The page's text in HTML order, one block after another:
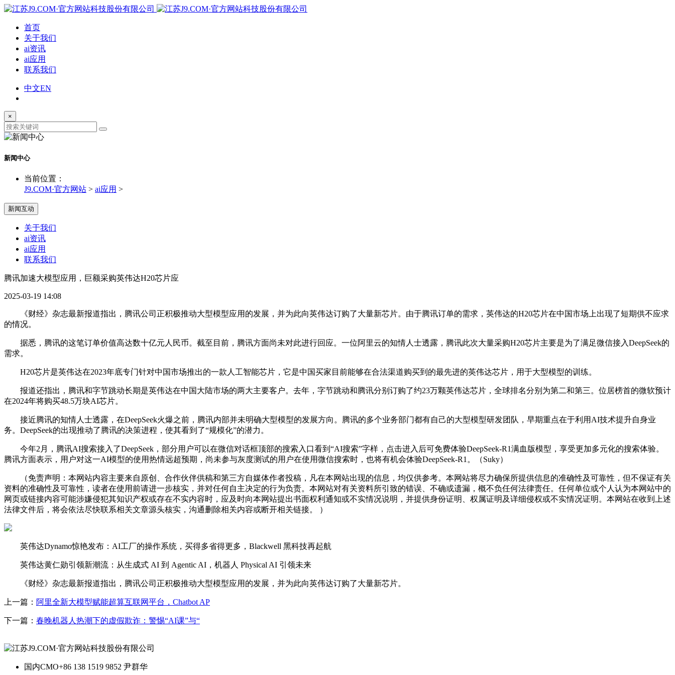
首页
关于我们
ai资讯
ai应用
联系我们
中文EN
×
新闻中心
当前位置：
J9.COM·官方网站 > ai应用 >
新闻互动
关于我们
ai资讯
ai应用
联系我们
腾讯加速大模型应用，巨额采购英伟达H20芯片应
2025-03-19 14:08
《财经》杂志最新报道指出，腾讯公司正积极推动大型模型应用的发展，并为此向英伟达订购了大量新芯片。由于腾讯订单的需求，英伟达的H20芯片在中国市场上出现了短期供不应求
的情况。
据悉，腾讯的这笔订单价值高达数十亿元人民币。截至目前，腾讯方面尚未对此进行回应。一位阿里云的知情人士透露，腾讯此次大量采购H20芯片主要是为了满足微信接入DeepSeek的
需求。
H20芯片是英伟达在2023年底专门针对中国市场推出的一款人工智能芯片，它是中国买家目前能够在合法渠道购买到的最先进的英伟达芯片，用于大型模型的训练。
报道还指出，腾讯和字节跳动长期是英伟达在中国大陆市场的两大主要客户。去年，字节跳动和腾讯分别订购了约23万颗英伟达芯片，全球排名分别为第二和第三。位居榜首的微软预计
在2024年将购买48.5万块AI芯片。
接近腾讯的知情人士透露，在DeepSeek火爆之前，腾讯内部并未明确大型模型的发展方向。腾讯的多个业务部门都有自己的大型模型研发团队，早期重点在于利用AI技术提升自身业
务。DeepSeek的出现推动了腾讯的决策进程，使其看到了“规模化”的潜力。
今年2月，腾讯AI搜索接入了DeepSeek，部分用户可以在微信对话框顶部的搜索入口看到“AI搜索”字样，点击进入后可免费体验DeepSeek-R1满血版模型，享受更加多元化的搜索体验。
腾讯方面表示，用户对这一AI模型的使用热情远超预期，尚未参与灰度测试的用户在使用微信搜索时，也将有机会体验DeepSeek-R1。（Suky）
（免责声明：本网站内容主要来自原创、合作伙伴供稿和第三方自媒体作者投稿，凡在本网站出现的信息，均仅供参考。本网站将尽力确保所提供信息的准确性及可靠性，但不保证有关
资料的准确性及可靠性，读者在使用前请进一步核实，并对任何自主决定的行为负责。本网站对有关资料所引致的错误、不确或遗漏，概不负任何法律责任。任何单位或个人认为本网站中的
网页或链接内容可能涉嫌侵犯其知识产权或存在不实内容时，应及时向本网站提出书面权利通知或不实情况说明，并提供身份证明、权属证明及详细侵权或不实情况证明。本网站在收到上述
法律文件后，将会依法尽快联系相关文章源头核实，沟通删除相关内容或断开相关链接。 ）
英伟达Dynamo惊艳发布：AI工厂的操作系统，买得多省得更多，Blackwell 黑科技再起航
英伟达黄仁勋引领新潮流：从生成式 AI 到 Agentic AI，机器人 Physical AI 引领未来
《财经》杂志最新报道指出，腾讯公司正积极推动大型模型应用的发展，并为此向英伟达订购了大量新芯片。
上一篇： 阿里全新大模型赋能超算互联网平台，Chatbot AP
下一篇： 春晚机器人热潮下的虚假欺诈：警惕“AI课”与“
国内CMO+86 138 1519 9852 尹群华